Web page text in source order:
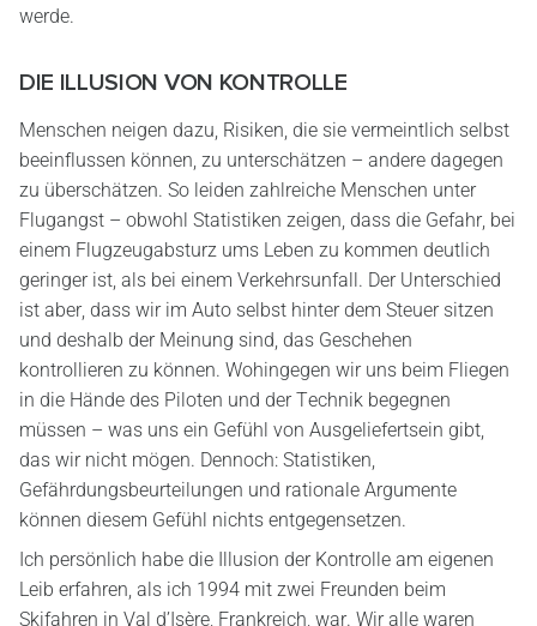
werde.
DIE ILLUSION VON KONTROLLE
Menschen neigen dazu, Risiken, die sie vermeintlich selbst
beeinflussen können, zu unterschätzen – andere dagegen
zu überschätzen. So leiden zahlreiche Menschen unter
Flugangst – obwohl Statistiken zeigen, dass die Gefahr, bei
einem Flugzeugabsturz ums Leben zu kommen deutlich
geringer ist, als bei einem Verkehrsunfall. Der Unterschied
ist aber, dass wir im Auto selbst hinter dem Steuer sitzen
und deshalb der Meinung sind, das Geschehen
kontrollieren zu können. Wohingegen wir uns beim Fliegen
in die Hände des Piloten und der Technik begegnen
müssen – was uns ein Gefühl von Ausgeliefertsein gibt,
das wir nicht mögen. Dennoch: Statistiken,
Gefährdungsbeurteilungen und rationale Argumente
können diesem Gefühl nichts entgegensetzen.
Ich persönlich habe die Illusion der Kontrolle am eigenen
Leib erfahren, als ich 1994 mit zwei Freunden beim
Skifahren in Val d’Isère, Frankreich, war. Wir alle waren